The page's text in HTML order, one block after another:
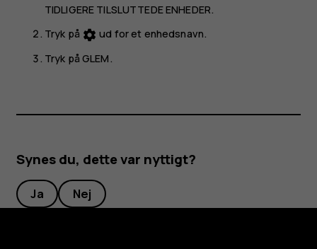
TIDLIGERE TILSLUTTEDE ENHEDER.
Tryk på settings ud for et enhedsnavn.
Tryk påGLEM.
Synes du, dette var nyttigt?
Ja Nej